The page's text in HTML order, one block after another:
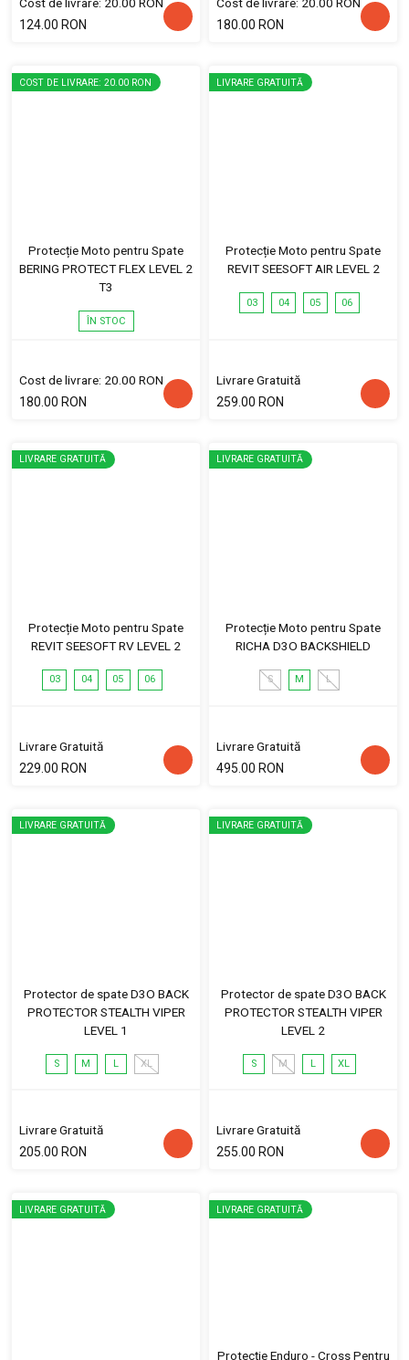
124.00 RON
180.00 RON
COST DE LIVRARE: 20.00 RON
Protecție Moto pentru Spate
BERING PROTECT FLEX LEVEL 2
T3
ÎN STOC
Cost de livrare: 20.00 RON
180.00 RON
LIVRARE GRATUITĂ
Protecție Moto pentru Spate
REVIT SEESOFT AIR LEVEL 2
03 04 05 06
Livrare Gratuită
259.00 RON
LIVRARE GRATUITĂ
Protecție Moto pentru Spate
REVIT SEESOFT RV LEVEL 2
03 04 05 06
Livrare Gratuită
229.00 RON
LIVRARE GRATUITĂ
Protecție Moto pentru Spate
RICHA D3O BACKSHIELD
S M L
Livrare Gratuită
495.00 RON
LIVRARE GRATUITĂ
Protector de spate D3O BACK
PROTECTOR STEALTH VIPER
LEVEL 1
S M L XL
Livrare Gratuită
205.00 RON
LIVRARE GRATUITĂ
Protector de spate D3O BACK
PROTECTOR STEALTH VIPER
LEVEL 2
S M L XL
Livrare Gratuită
255.00 RON
LIVRARE GRATUITĂ LIVRARE GRATUITĂ
Protecție Enduro - Cross Pentru